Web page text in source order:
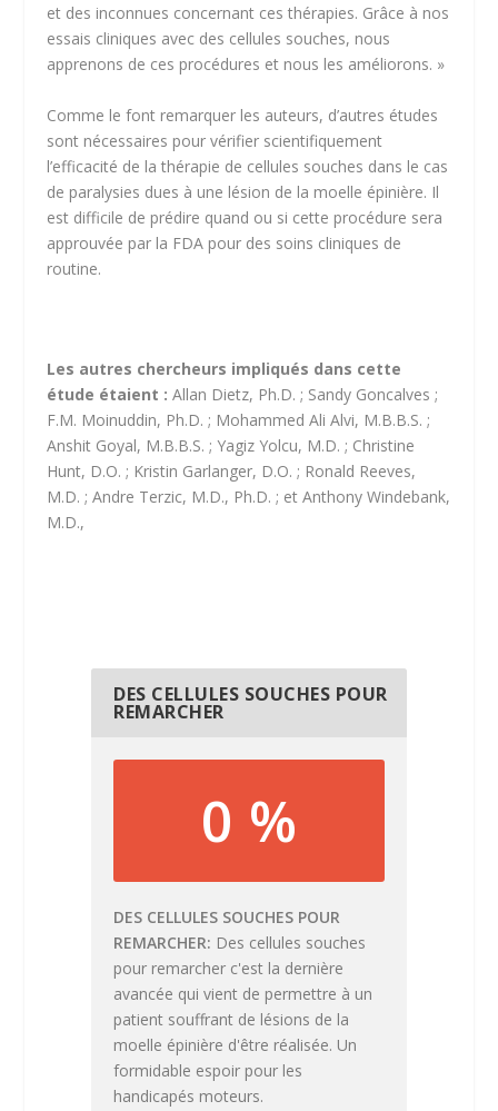
et des inconnues concernant ces thérapies. Grâce à nos
essais cliniques avec des cellules souches, nous
apprenons de ces procédures et nous les améliorons. »
Comme le font remarquer les auteurs, d’autres études
sont nécessaires pour vérifier scientifiquement
l’efficacité de la thérapie de cellules souches dans le cas
de paralysies dues à une lésion de la moelle épinière. Il
est difficile de prédire quand ou si cette procédure sera
approuvée par la FDA pour des soins cliniques de
routine.
Les autres chercheurs impliqués dans cette
étude étaient : Allan Dietz, Ph.D. ; Sandy Goncalves ;
F.M. Moinuddin, Ph.D. ; Mohammed Ali Alvi, M.B.B.S. ;
Anshit Goyal, M.B.B.S. ; Yagiz Yolcu, M.D. ; Christine
Hunt, D.O. ; Kristin Garlanger, D.O. ; Ronald Reeves,
M.D. ;Andre Terzic, M.D., Ph.D. ; etAnthony Windebank,
M.D.,
DES CELLULES SOUCHES POUR
REMARCHER
0 %
DES CELLULES SOUCHES POUR
REMARCHER Des cellules souches
pour remarcher c'est la dernière
avancée qui vient de permettre à un
patient souffrant de lésions de la
moelle épinière d'être réalisée. Un
formidable espoir pour les
handicapés moteurs.